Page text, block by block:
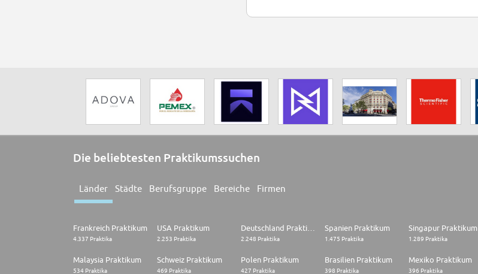
Die beliebtesten Praktikumssuchen
Länder Städte Berufsgruppe Bereiche Firmen
Frankreich Praktikum
4.337 Praktika
USA Praktikum
2.253 Praktika 2.248 Praktika
Spanien Praktikum
1.475 Praktika
Singapur Praktikum
1.289 Praktika
Malaysia Praktikum
534 Praktika
Schweiz Praktikum
469 Praktika
Polen Praktikum
427 Praktika
Brasilien Praktikum
398 Praktika
Mexiko Praktikum
396 Praktika